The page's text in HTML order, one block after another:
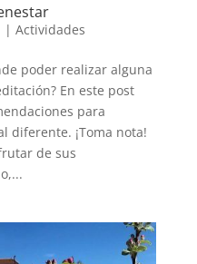
| Actividades
poder realizar alguna
En este post
para
¡Toma nota!
de sus